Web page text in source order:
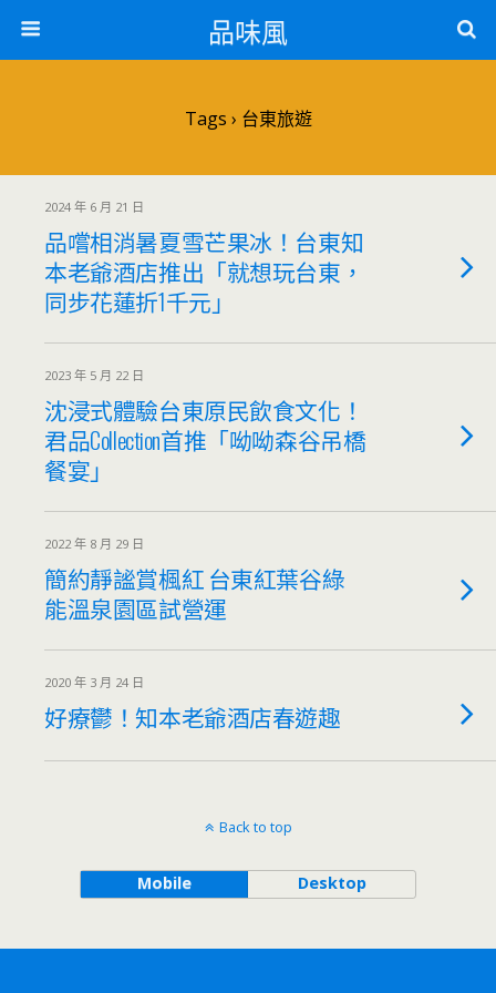
品味風
Tags › 台東旅遊
2024 年 6 月 21 日
品嚐相消暑夏雪芒果冰！台東知
本老爺酒店推出「就想玩台東，
同步花蓮折1千元」
2023 年 5 月 22 日
沈浸式體驗台東原民飲食文化！
君品Collection首推「呦呦森谷吊橋
餐宴」
2022 年 8 月 29 日
簡約靜謐賞楓紅 台東紅葉谷綠
能溫泉園區試營運
2020 年 3 月 24 日
好療鬱！知本老爺酒店春遊趣
Back to top
Mobile Desktop